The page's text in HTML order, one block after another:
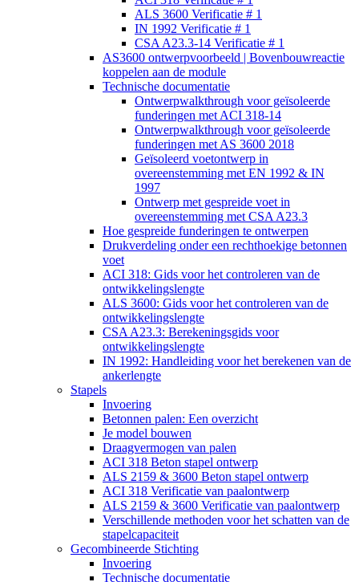
ALS 3600 Verificatie # 1
IN 1992 Verificatie # 1
CSA A23.3-14 Verificatie # 1
AS3600 ontwerpvoorbeeld | Bovenbouwreactie
koppelen aan de module
Technische documentatie
Ontwerpwalkthrough voor geïsoleerde
funderingen met ACI 318-14
Ontwerpwalkthrough voor geïsoleerde
funderingen met AS 3600 2018
Geïsoleerd voetontwerp in
overeenstemming met EN 1992 & IN
1997
Ontwerp met gespreide voet in
overeenstemming met CSA A23.3
Hoe gespreide funderingen te ontwerpen
Drukverdeling onder een rechthoekige betonnen
voet
ACI 318: Gids voor het controleren van de
ontwikkelingslengte
ALS 3600: Gids voor het controleren van de
ontwikkelingslengte
CSA A23.3: Berekeningsgids voor
ontwikkelingslengte
IN 1992: Handleiding voor het berekenen van de
ankerlengte
Stapels
Invoering
Betonnen palen: Een overzicht
Je model bouwen
Draagvermogen van palen
ACI 318 Beton stapel ontwerp
ALS 2159 & 3600 Beton stapel ontwerp
ACI 318 Verificatie van paalontwerp
ALS 2159 & 3600 Verificatie van paalontwerp
Verschillende methoden voor het schatten van de
stapelcapaciteit
Gecombineerde Stichting
Invoering
Technische documentatie